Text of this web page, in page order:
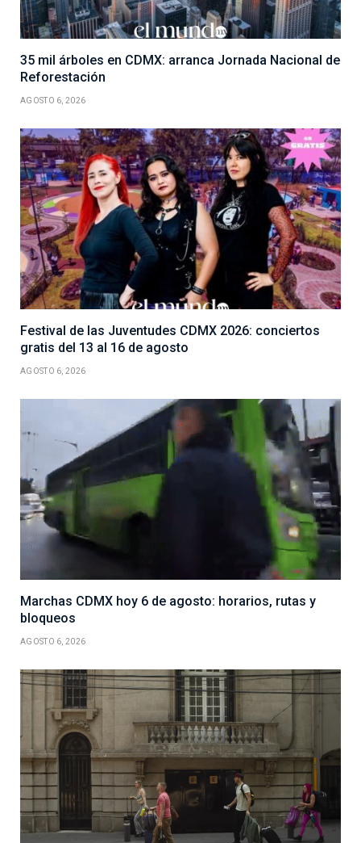
35 mil árboles en CDMX: arranca Jornada Nacional de
Reforestación
AGOSTO 6, 2026
Festival de las Juventudes CDMX 2026: conciertos
gratis del 13 al 16 de agosto
AGOSTO 6, 2026
Marchas CDMX hoy 6 de agosto: horarios, rutas y
bloqueos
AGOSTO 6, 2026